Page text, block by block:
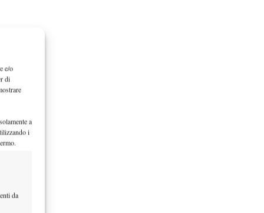
e/o
di
a
i
da